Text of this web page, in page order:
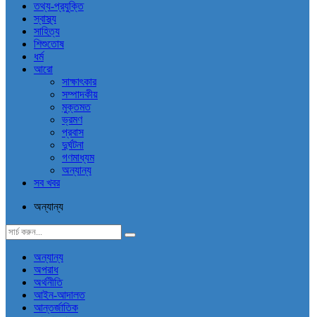
তথ্য-প্রযুক্তি
স্বাস্থ্য
সাহিত্য
শিশুতোষ
ধর্ম
আরো
সাক্ষাৎকার
সম্পাদকীয়
মুক্তমত
ভ্রমণ
প্রবাস
দুর্ঘটনা
গণমাধ্যম
অন্যান্য
সব খবর
অন্যান্য
অন্যান্য
অপরাধ
অর্থনীতি
আইন-আদালত
আন্তর্জাতিক